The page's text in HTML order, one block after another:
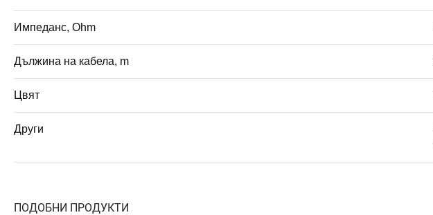
Импеданс, Ohm
Дължина на кабела, m
Цвят
Други
ПОДОБНИ ПРОДУКТИ